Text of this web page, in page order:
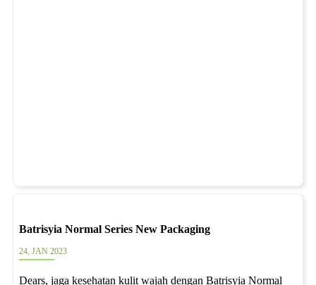
Batrisyia Normal Series New Packaging
24, JAN 2023
Dears, jaga kesehatan kulit wajah dengan Batrisyia Normal